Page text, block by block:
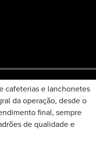
cafeterias e lanchonetes
da operação, desde o
final, sempre
de qualidade e